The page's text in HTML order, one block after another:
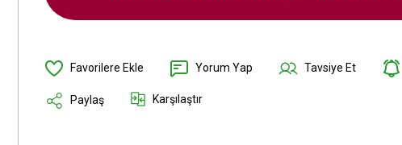
Yorum Yap Tavsiye Et
Paylaş Karşılaştır